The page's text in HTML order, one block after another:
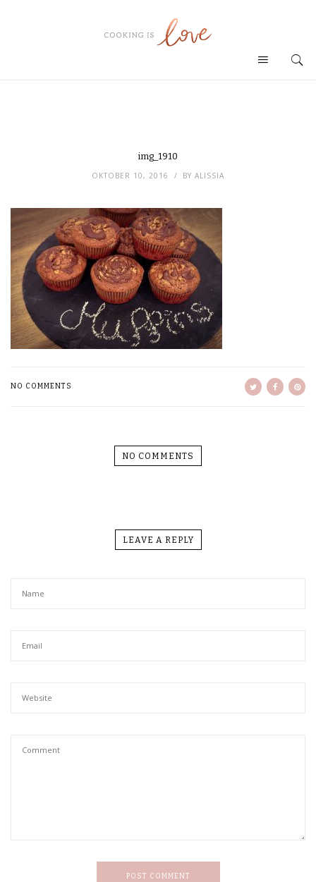
img_1910
OKTOBER 10, 2016 BY ALISSIA
NO COMMENTS
NO COMMENTS
LEAVE A REPLY
POST COMMENT